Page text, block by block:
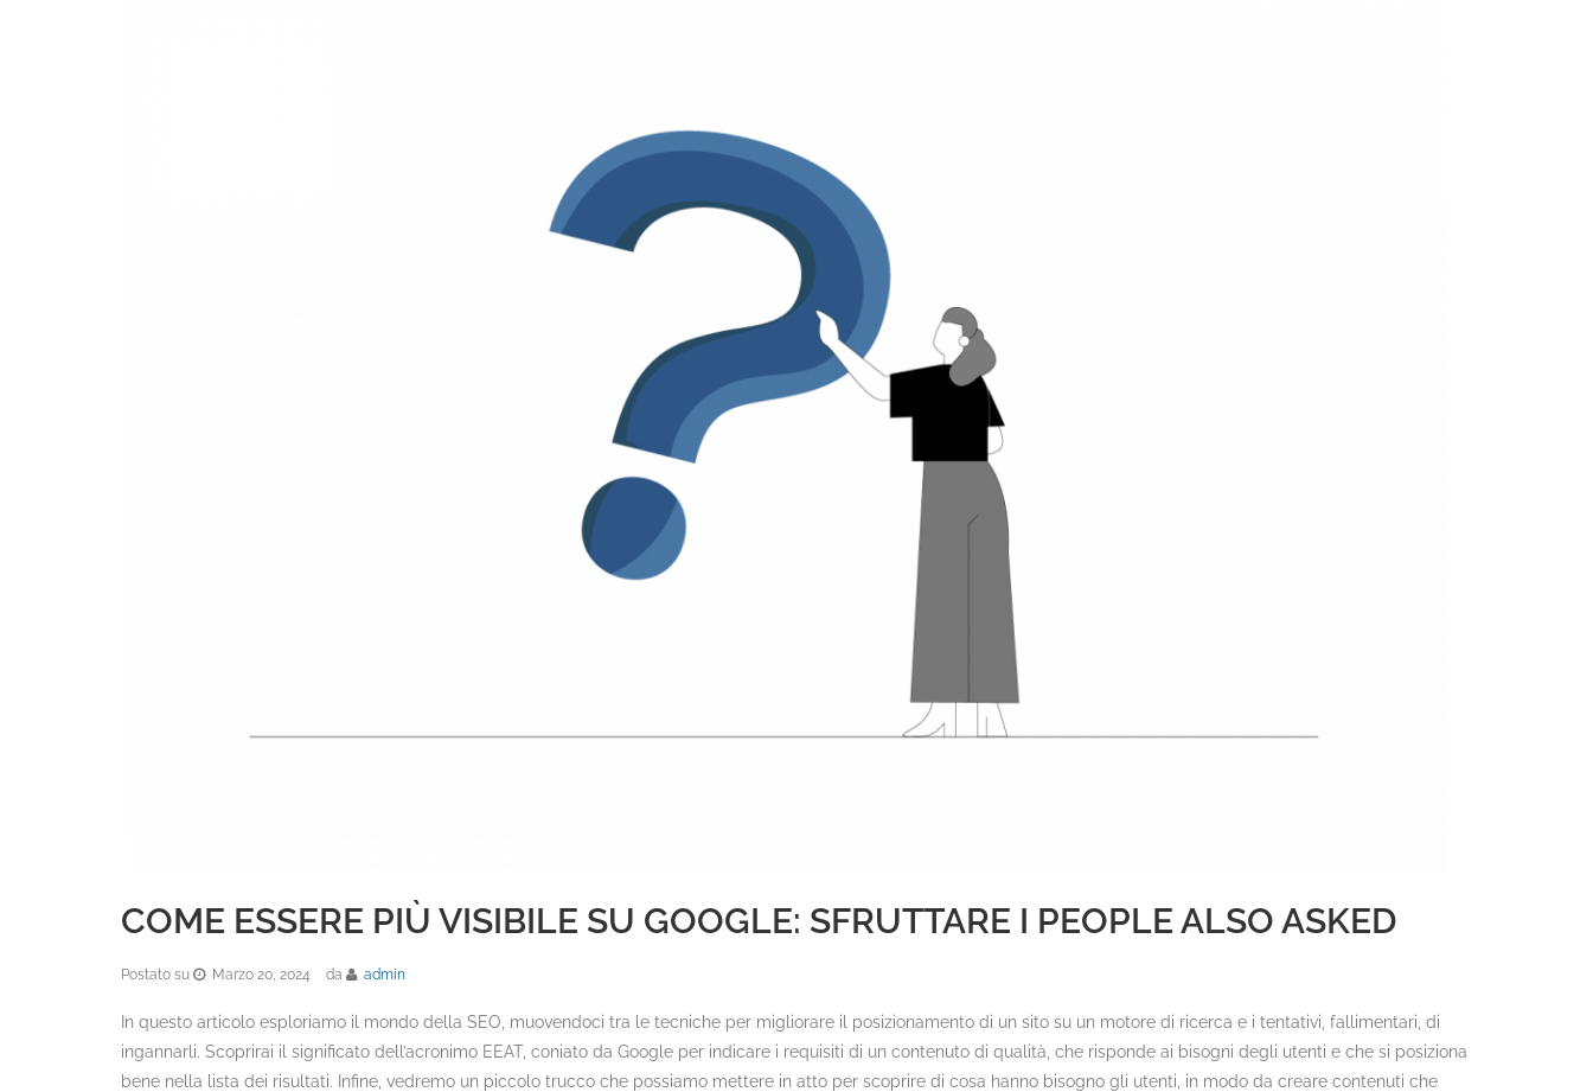
COME ESSERE PIÙ VISIBILE SU GOOGLE: SFRUTTARE I PEOPLE ALSO ASKED
Postato su Marzo 20, 2024 da admin
In questo articolo esploriamo il mondo della SEO, muovendoci tra le tecniche per migliorare il posizionamento di un sito su un motore di ricerca e i tentativi, fallimentari, di
ingannarli. Scoprirai il significato dell’acronimo EEAT, coniato da Google per indicare i requisiti di un contenuto di qualità, che risponde ai bisogni degli utenti e che si posiziona
bene nella lista dei risultati. Infine, vedremo un piccolo trucco che possiamo mettere in atto per scoprire di cosa hanno bisogno gli utenti, in modo da creare contenuti che